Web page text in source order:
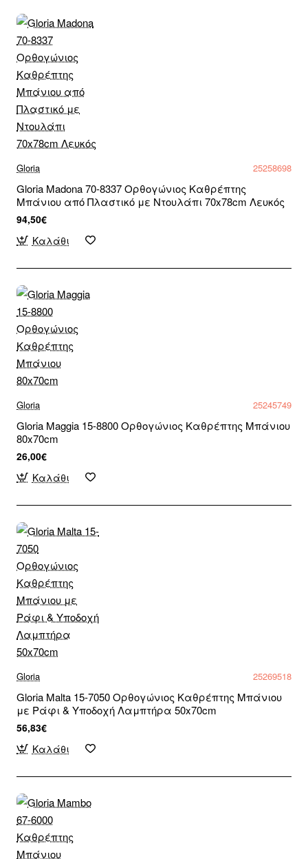
Gloria 25258698
Gloria Madona 70-8337 Ορθογώνιος Καθρέπτης
Μπάνιου από Πλαστικό με Ντουλάπι 70x78cm Λευκός
94,50€
Καλάθι
Gloria 25245749
Gloria Maggia 15-8800 Ορθογώνιος Καθρέπτης Μπάνιου
80x70cm
26,00€
Καλάθι
Gloria 25269518
Gloria Malta 15-7050 Ορθογώνιος Καθρέπτης Μπάνιου
με Ράφι & Υποδοχή Λαμπτήρα 50x70cm
56,83€
Καλάθι